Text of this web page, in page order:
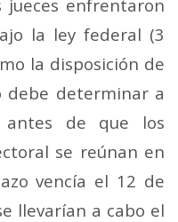
jueces enfrentaron
la ley federal (3
la disposición de
debe determinar a
antes de que los
se reúnan en
vencía el 12 de
llevarían a cabo el